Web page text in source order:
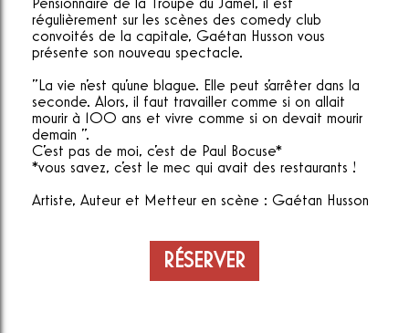
Pensionnaire de la Troupe du Jamel, il est
régulièrement sur les scènes des comedy club
convoités de la capitale, Gaétan Husson vous
présente son nouveau spectacle.
"La vie n'est qu'une blague. Elle peut s'arrêter dans la
seconde. Alors, il faut travailler comme si on allait
mourir à 100 ans et vivre comme si on devait mourir
demain ".
C'est pas de moi, c'est de Paul Bocuse*
*vous savez, c'est le mec qui avait des restaurants !
Artiste, Auteur et Metteur en scène : Gaétan Husson
RÉSERVER